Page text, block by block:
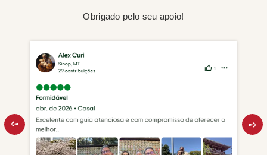
Obrigado pelo seu apoio!